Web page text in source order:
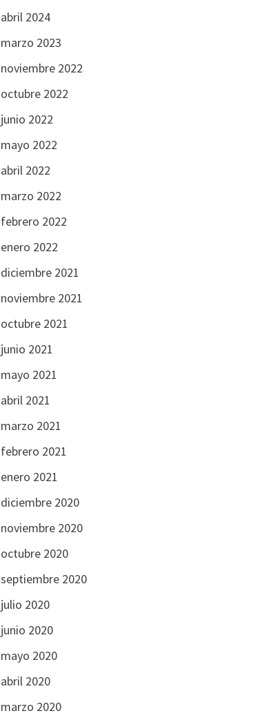
abril 2024
marzo 2023
noviembre 2022
octubre 2022
junio 2022
mayo 2022
abril 2022
marzo 2022
febrero 2022
enero 2022
diciembre 2021
noviembre 2021
octubre 2021
junio 2021
mayo 2021
abril 2021
marzo 2021
febrero 2021
enero 2021
diciembre 2020
noviembre 2020
octubre 2020
septiembre 2020
julio 2020
junio 2020
mayo 2020
abril 2020
marzo 2020